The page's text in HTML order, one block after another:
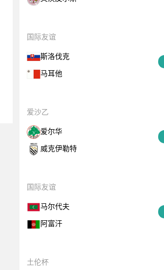
国际友谊
斯洛伐克
马耳他
爱沙乙
爱尔华
威克伊勒特
国际友谊
马尔代夫
阿富汗
土伦杯